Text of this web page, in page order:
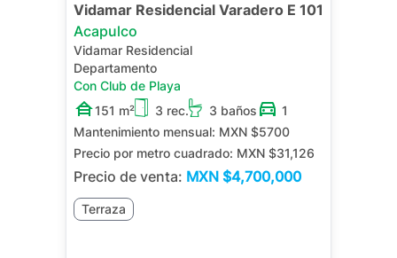
Vidamar Residencial Varadero E 101
Acapulco
Vidamar Residencial
Departamento
Con Club de Playa
151 m²
3 rec. 3 baños
1
Mantenimiento mensual: MXN $5700
Precio por metro cuadrado: MXN $31,126
Precio de venta: MXN $4,700,000
Terraza